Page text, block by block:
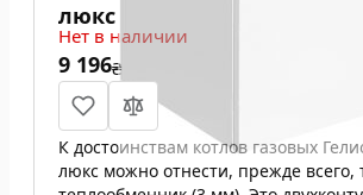
люкс
Нет в наличии
9 196₴
К достоинствам котлов газовых
люкс можно отнести, прежде всего,